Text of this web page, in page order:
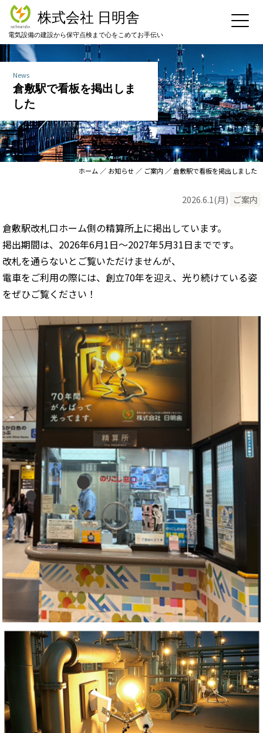
株式会社 日明舎
電気設備の建設から保守点検まで心をこめてお手伝い
News
倉敷駅で看板を掲出しま
した
ホーム ／ お知らせ ／ ご案内 ／ 倉敷駅で看板を掲出しました
2026.6.1(月) ご案内
倉敷駅改札口ホーム側の精算所上に掲出しています。
掲出期間は、2026年6月1日～2027年5月31日までです。
改札を通らないとご覧いただけませんが、
電車をご利用の際には、創立70年を迎え、光り続けている姿
をぜひご覧ください！